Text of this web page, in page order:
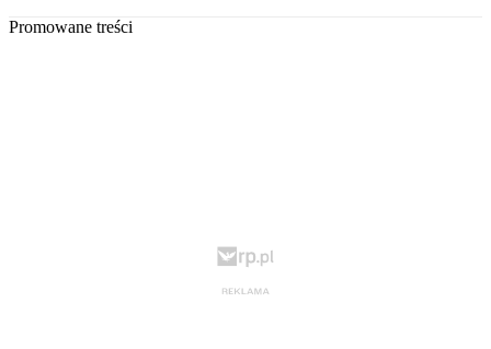
Promowane treści